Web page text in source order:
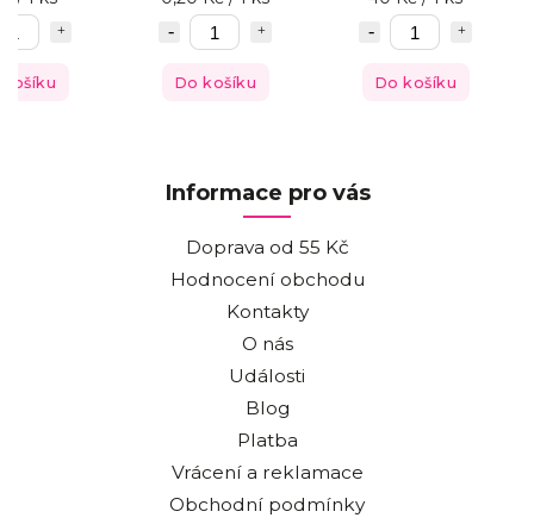
Do košíku Do košíku
Informace pro vás
Doprava od 55 Kč
Hodnocení obchodu
Kontakty
O nás
Události
Blog
Platba
Vrácení a reklamace
Obchodní podmínky